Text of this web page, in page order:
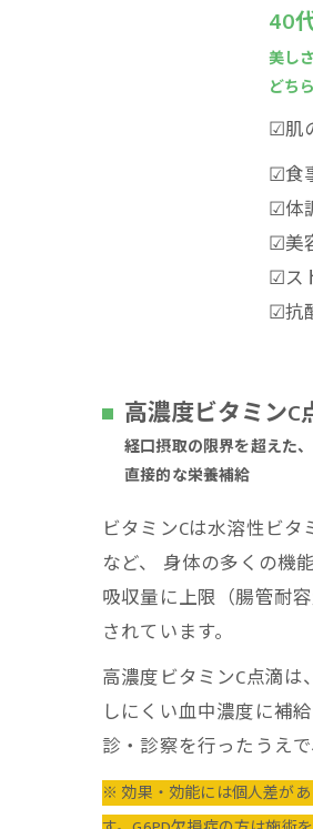
40
美し
どち
☑肌
☑食
☑体
☑美
☑ス
☑抗
高濃度ビタミンC
経口摂取の限界を超えた、
直接的な栄養補給
ビタミンCは水溶性ビ
など、 身体の多くの機
吸収量に上限（腸管耐
されています。
高濃度ビタミンC点滴
しにくい血中濃度に補
診・診察を行ったうえ
※ 効果・効能には個人差が